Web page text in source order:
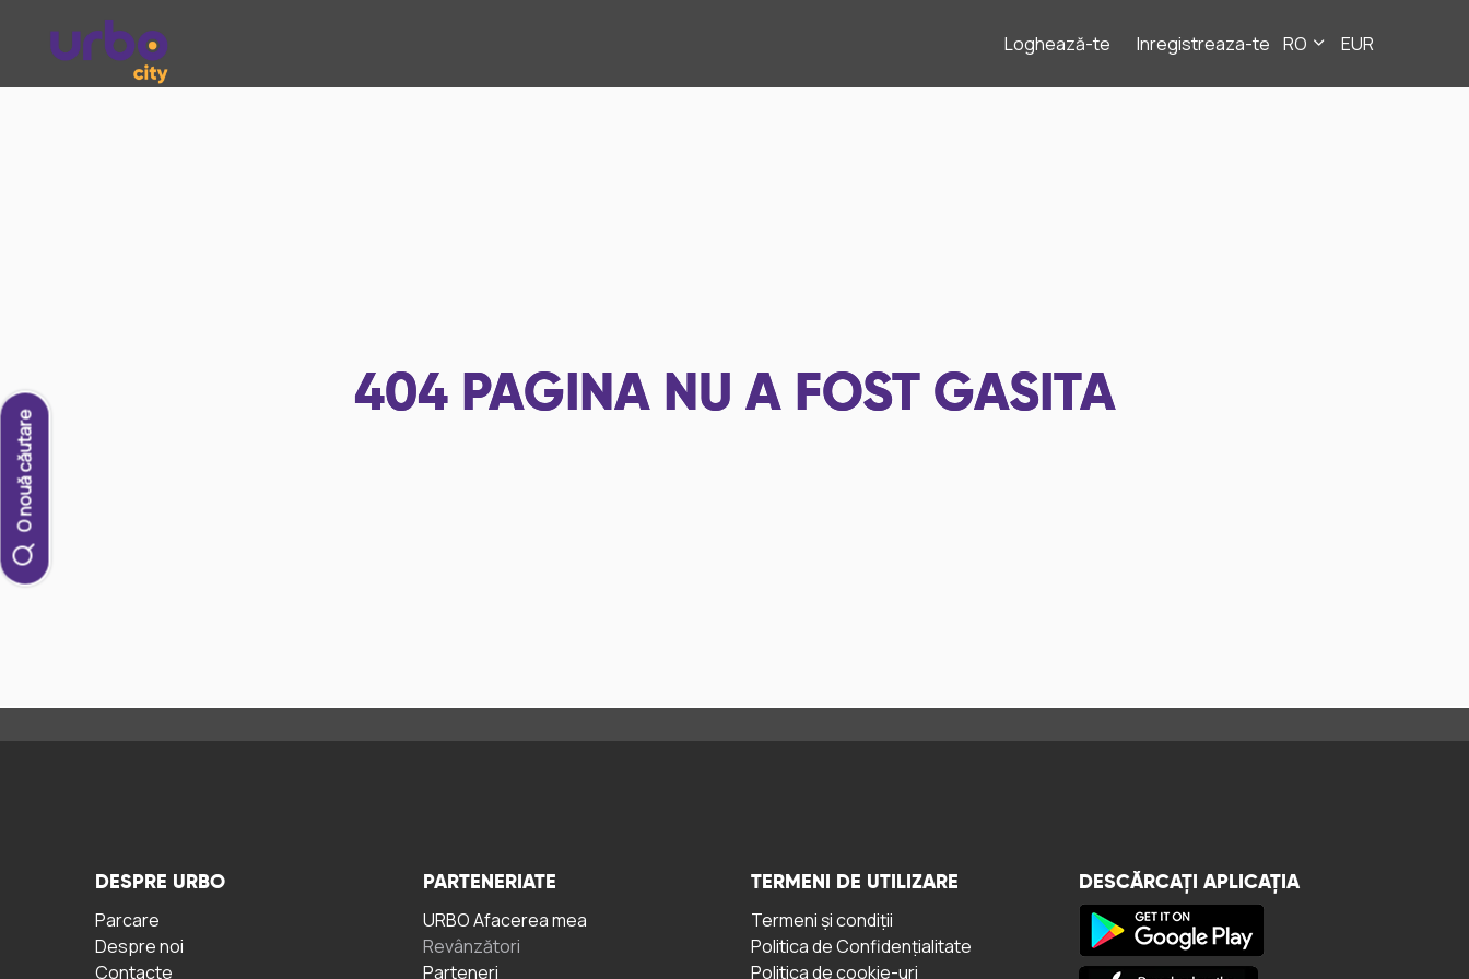
Loghează-te Inregistreaza-te RO EUR
O nouă căutare
404 PAGINA NU A FOST GASITA
DESPRE URBO
Parcare
Despre noi
Contacte
PARTENERIATE
URBO Afacerea mea
Revânzători
Parteneri
TERMENI DE UTILIZARE
Termeni și condiții
Politica de Confidențialitate
Politica de cookie-uri
DESCĂRCAȚI APLICAȚIA